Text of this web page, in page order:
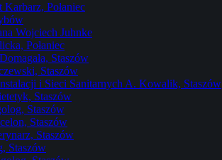
Połaniec
Wojciech Juhnke
Połaniec
Staszów
Staszów
i Sieci Sanitarnych A. Kowalik, Staszów
Staszów
Staszów
Staszów
Staszów
Staszów